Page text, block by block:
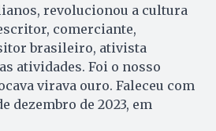
revolucionou a cultura
comerciante,
brasileiro, ativista
atividades. Foi o nosso
virava ouro. Faleceu com
dezembro de 2023, em